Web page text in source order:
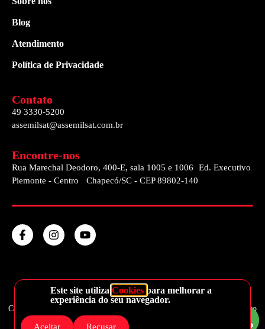
Blog
Atendimento
Política de Privacidade
Contato
49 3330-5200
assemilsat@assemilsat.com.br
Encontre-nos
Rua Marechal Deodoro, 400-E, sala 1005 e 1006 Ed. Executivo
Piemonte - Centro Chapecó/SC - CEP 89802-140
Copyright © 2024 Todos os direitos reservados à Assemilsat Rastreamento
e Logística Veicular | Concepção Doss Propaganda
Este site utilizaCookies para melhorar a
experiência do seu navegador.
Aceitar Recusar